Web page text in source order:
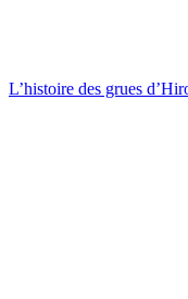
L’histoire des grues